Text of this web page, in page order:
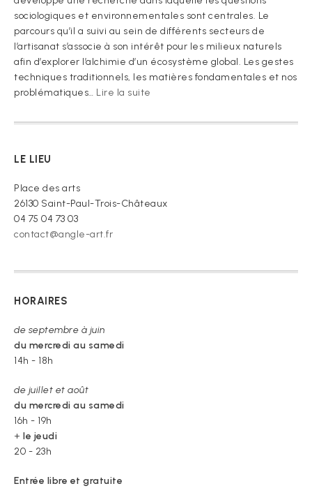
sociologiques et environnementales sont centrales. Le
parcours qu’il a suivi au sein de différents secteurs de
l’artisanat s’associe à son intérêt pour les milieux naturels
afin d’explorer l’alchimie d’un écosystème global. Les gestes
techniques traditionnels, les matières fondamentales et nos
problématiques… Lire la suite
vous
LE LIEU
Place des arts
26130 Saint-Paul-Trois-Châteaux
04 75 04 73 03
contact@angle-art.fr
HORAIRES
de septembre à juin
du mercredi au samedi
14h - 18h
de juillet et août
du mercredi au samedi
16h - 19h
+ le jeudi
20 - 23h
Entrée libre et gratuite